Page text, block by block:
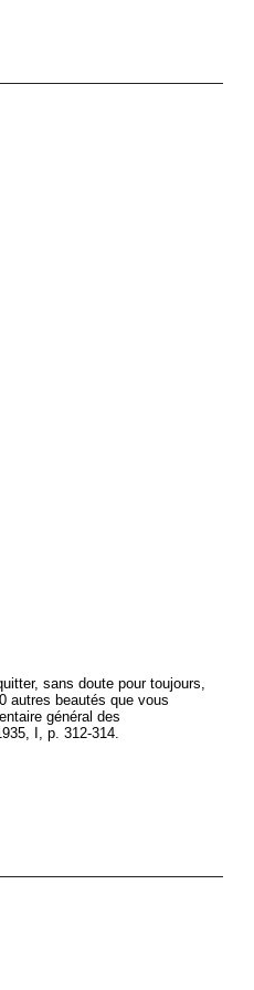
sans doute pour toujours,
autres beautés que vous
général des
I, p. 312-314.